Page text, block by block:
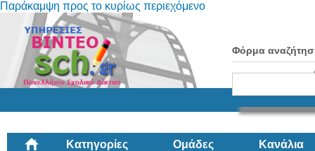
Παράκαμψη προς το κυρίως περιεχόμενο
Φόρμα
Κατηγορίες Ομάδες Κανάλια